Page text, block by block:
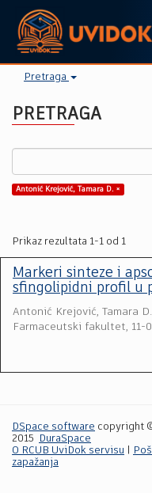
Pretraga
PRETRAGA
Antonić Krejović, Tamara D. ×
Prikaz rezultata 1-1 od 1
Markeri sinteze i
sfingolipidni profil u
Antonić Krejović, Tamara D.
Farmaceutski fakultet, 11-
DSpace software copyright
2015
DuraSpace
O RCUB UviDok servisu
zapažanja